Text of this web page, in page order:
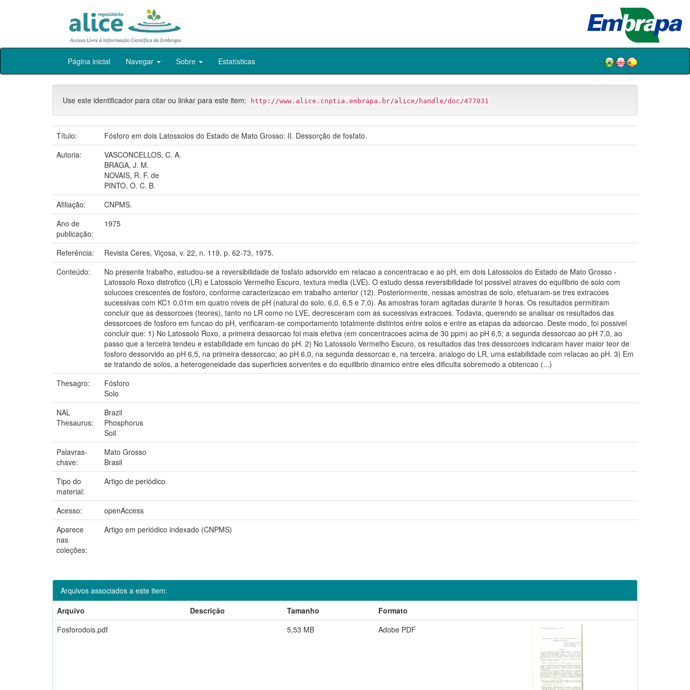
Skip
Página inicial Navegar Sobre Estatísticas
Use este identificador para citar ou linkar para este item: http://www.alice.cnptia.embrapa.br/alice/handle/doc/477031
Título:
Fósforo em dois Latossolos do Estado de Mato Grosso: II. Dessorção de fosfato.
Autoria:
VASCONCELLOS, C. A.
BRAGA, J. M.
NOVAIS, R. F. de
PINTO, O. C. B.
Afiliação:
CNPMS.
Ano de
publicação:
1975
Referência:
Revista Ceres, Viçosa, v. 22, n. 119, p. 62-73, 1975.
Conteúdo:
No presente trabalho, estudou-se a reversibilidade de fosfato adsorvido em relacao a concentracao e ao pH, em dois Latossolos do Estado de Mato Grosso -
Latossolo Roxo distrofico (LR) e Latossolo Vermelho Escuro, textura media (LVE). O estudo dessa reversibilidade foi possivel atraves do equilibrio de solo com
solucoes crescentes de fosforo, conforme caracterizacao em trabalho anterior (12). Posteriormente, nessas amostras de solo, efetuaram-se tres extracoes
sucessivas com KC1 0,01m em quatro niveis de pH (natural do solo, 6,0, 6,5 e 7,0). As amostras foram agitadas durante 9 horas. Os resultados permitiram
concluir que as dessorcoes (teores), tanto no LR como no LVE, decresceram com as sucessivas extracoes. Todavia, querendo se analisar os resultados das
dessorcoes de fosforo em funcao do pH, verificaram-se comportamento totalmente distintos entre solos e entre as etapas da adsorcao. Deste modo, foi possivel
concluir que: 1) No Latossolo Roxo, a primeira dessorcao foi mais efetiva (em concentracoes acima de 30 ppm) ao pH 6,5; a segunda dessorcao ao pH 7,0, ao
passo que a terceira tendeu e estabilidade em funcao do pH. 2) No Latossolo Vermelho Escuro, os resultados das tres dessorcoes indicaram haver maior teor de
fosforo dessorvido ao pH 6,5, na primeira dessorcao; ao pH 6,0, na segunda dessorcao e, na terceira, analogo do LR, uma estabilidade com relacao ao pH. 3) Em
se tratando de solos, a heterogeneidade das superficies sorventes e do equilibrio dinamico entre eles dificulta sobremodo a obtencao (...)
Thesagro:
Fósforo
Solo
NAL
Thesaurus:
Brazil
Phosphorus
Soil
Palavras-
chave:
Mato Grosso
Brasil
Tipo do
material:
Artigo de periódico
Acesso:
openAccess
Aparece
nas
coleções:
Artigo em periódico indexado (CNPMS)
Arquivos associados a este item:
Arquivo
Descrição Tamanho
Formato
Fosforodois.pdf
5,53 MB Adobe PDF